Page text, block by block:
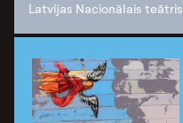
Latvijas Nacionālais teātris